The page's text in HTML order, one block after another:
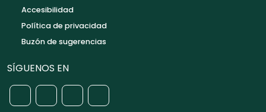
Accesibilidad
Política de privacidad
Buzón de sugerencias
SÍGUENOS EN